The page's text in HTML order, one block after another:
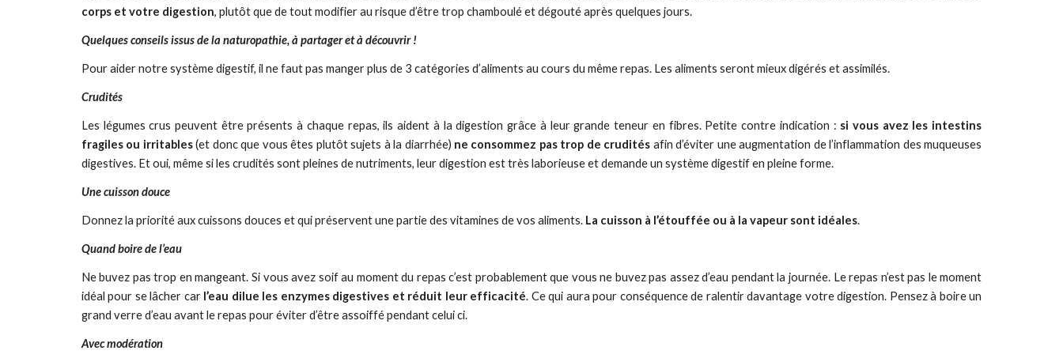
corps et votre digestion, plutôt que de tout modifier au risque d’être trop chamboulé et dégouté après quelques jours.
Quelques conseils issus de la naturopathie, à partager et à découvrir !
Pour aider notre système digestif, il ne faut pas manger plus de 3 catégories d’aliments au cours du même repas. Les aliments seront mieux digérés et assimilés.
Crudités
Les légumes crus peuvent être présents à chaque repas, ils aident à la digestion grâce à leur grande teneur en fibres. Petite contre indication : si vous avez les intestins
fragiles ou irritables(et donc que vous êtes plutôt sujets à la diarrhée) ne consommez pas trop de crudités afin d’éviter une augmentation de l’inflammation des muqueuses
digestives. Et oui, même si les crudités sont pleines de nutriments, leur digestion est très laborieuse et demande un système digestif en pleine forme.
Une cuisson douce
Donnez la priorité aux cuissons douces et qui préservent une partie des vitamines de vos aliments. La cuisson à l’étouffée ou à la vapeur sont idéales.
Quand boire de l’eau
Ne buvez pas trop en mangeant. Si vous avez soif au moment du repas c’est probablement que vous ne buvez pas assez d’eau pendant la journée. Le repas n’est pas le moment
idéal pour se lâcher car l’eau dilue les enzymes digestives et réduit leur efficacité. Ce qui aura pour conséquence de ralentir davantage votre digestion. Pensez à boire un
grand verre d’eau avant le repas pour éviter d’être assoiffé pendant celui ci.
Avec modération